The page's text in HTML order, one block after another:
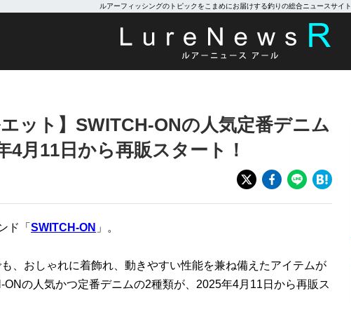
ルアーフィッシングのトピックをこまめにお届けする釣りの総合ニュースサイト
エット】SWITCH-ONの人気定番デニム
4月11日から再販スタート！
ド「 SWITCH-ON 」。
、おしゃれに着飾れ、動きやすい性能を兼ね備えたアイテムが
ONの人気かつ定番デニムの2種類が、2025年4月11日から再販ス